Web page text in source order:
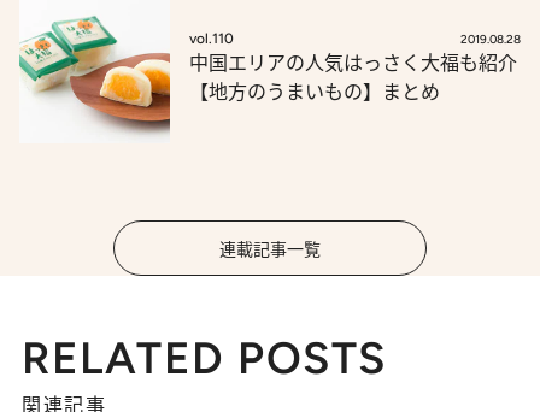
vol.110 2019.08.28
中国エリアの人気はっさく大福も紹介
【地方のうまいもの】まとめ
連載記事一覧
RELATED POSTS
関連記事